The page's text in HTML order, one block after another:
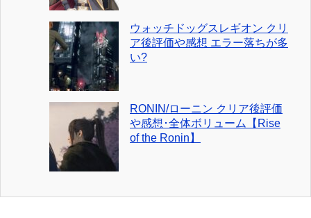
ウォッチドッグスレギオン クリ
ア後評価や感想 エラー落ちが多
い?
RONIN/ローニン クリア後評価
や感想･全体ボリューム【Rise
of the Ronin】